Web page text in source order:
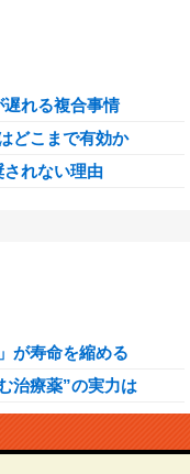
れる複合事情
どこまで有効か
れない理由
が寿命を縮める
治療薬”の実力は